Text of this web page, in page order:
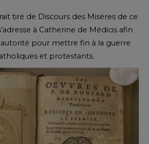
tiré de Discours des Misères de ce
à Catherine de Médicis afin
autorité pour mettre fin à la guerre
et protestants.